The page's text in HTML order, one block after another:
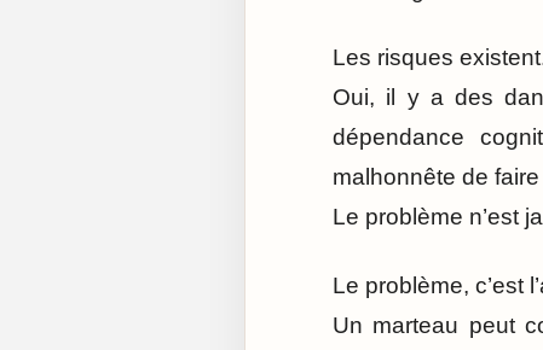
Les risques
Oui, il y a des
dépendance
malhonnête de
Le problème n’est
Le problème, c’est
Un marteau peut